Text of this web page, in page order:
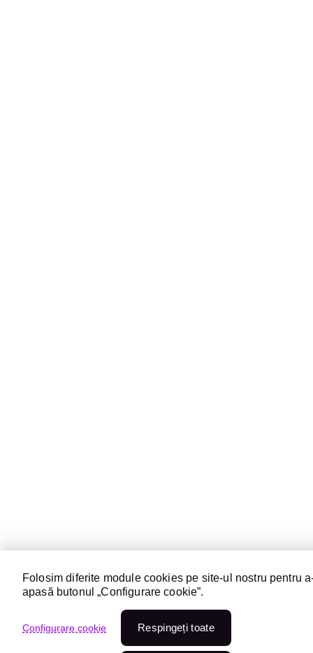
Folosim diferite module cookies pe site-ul nostru pentru
apasă butonul „Configurare cookie”.
Configurare cookie Respingeți toate